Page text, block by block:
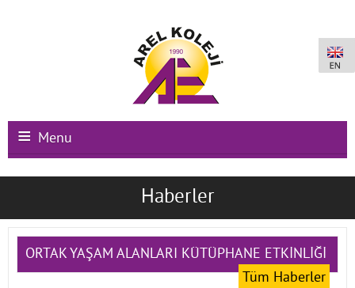
Menu
Ana Sayfa
Okullarımız
Haberler
ORTAK YAŞAM ALANLARI KÜTÜPHANE ETKİNLİĞİ
Tüm Haberler